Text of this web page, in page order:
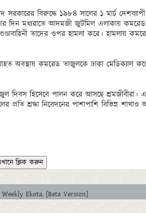
সরকারের বিরুদ্ধে ১৯৮৪ সালের ১ মার্চ
দিন মধ্যরাতে আদমজী জুটমিল এলাকায় কমরেড
তাদের ওপর হামলা করে। হামলায়
অবস্থায় কমরেড তাজুলকে ঢাকা মেডিক্যাল
দিবস হিসেবে পালন করে আসছে শ্রমজীবীরা।
ক্লিক করুন
Ekota. [Beta Version]